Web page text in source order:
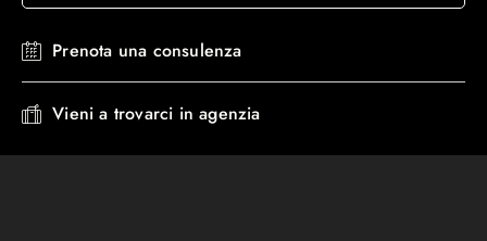
Prenota una consulenza
Vieni a trovarci in agenzia